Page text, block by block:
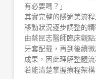
有必要嗎？」
其實完整的隱適美流
移動狀況逐步調整的精
由蔡昆志醫師臨床觀
牙套配戴，再到後續
成果，因此理解整體流
若能清楚掌握療程架